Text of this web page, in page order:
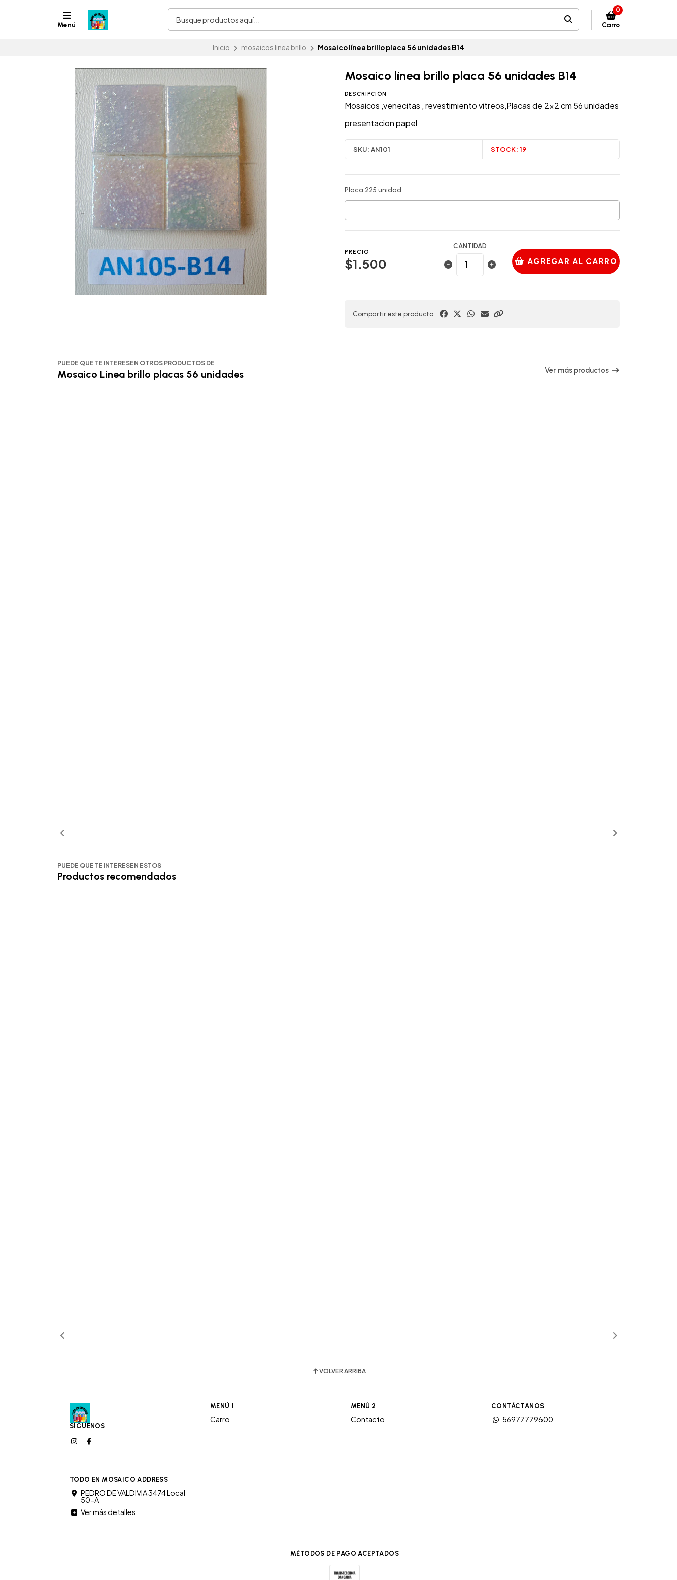
Menú
0
Carro
Inicio mosaicos linea brillo Mosaico línea brillo placa 56 unidades B14
Mosaico línea brillo placa 56 unidades B14
DESCRIPCIÓN
Mosaicos ,venecitas , revestimiento vitreos,Placas de 2x2 cm 56 unidades
presentacion papel
SKU: AN101 STOCK: 19
Placa 225 unidad
PRECIO
$1.500
CANTIDAD
AGREGAR AL CARRO
Compartir este producto
PUEDE QUE TE INTERESEN OTROS PRODUCTOS DE
Mosaico Línea brillo placas 56 unidades Ver más productos
PUEDE QUE TE INTERESEN ESTOS
Productos recomendados
VOLVER ARRIBA
SÍGUENOS
MENÚ 1
Carro
MENÚ 2
Contacto
CONTÁCTANOS
56977779600
TODO EN MOSAICO ADDRESS
PEDRO DE VALDIVIA 3474 Local
50-A
Ver más detalles
MÉTODOS DE PAGO ACEPTADOS